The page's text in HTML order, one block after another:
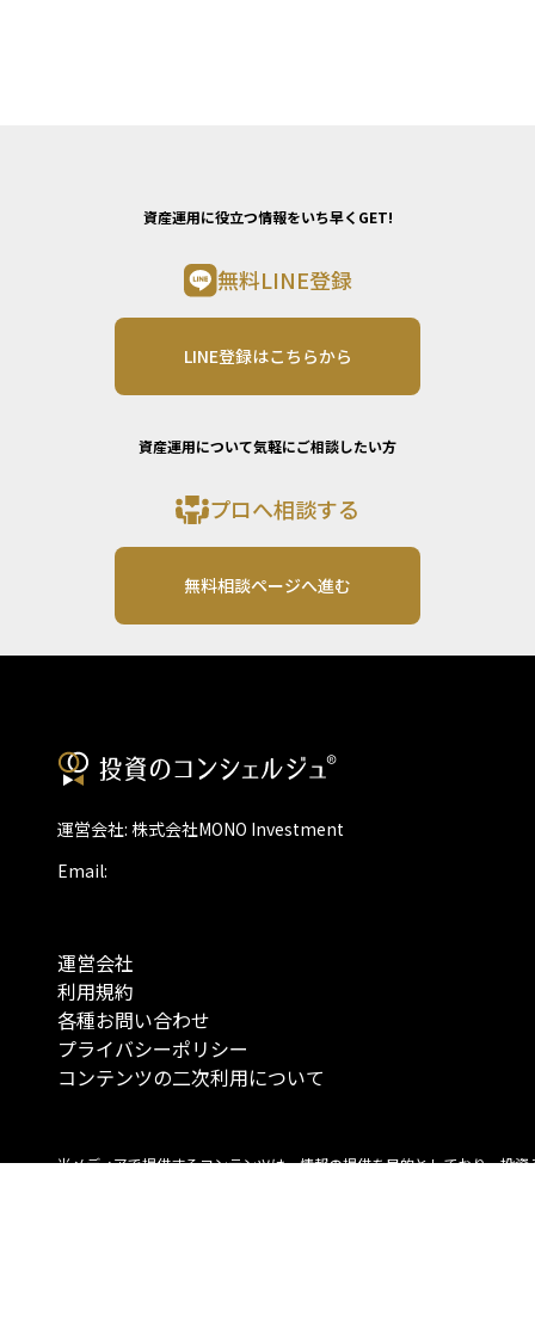
資産運用に役立つ情報をいち早くGET!
無料LINE登録
LINE登録はこちらから
資産運用について気軽にご相談したい方
プロへ相談する
無料相談ページへ進む
運営会社: 株式会社MONO Investment
Email:
運営会社
利用規約
各種お問い合わせ
プライバシーポリシー
コンテンツの二次利用について
当メディアで提供するコンテンツは、情報の提供を目的としており、投資